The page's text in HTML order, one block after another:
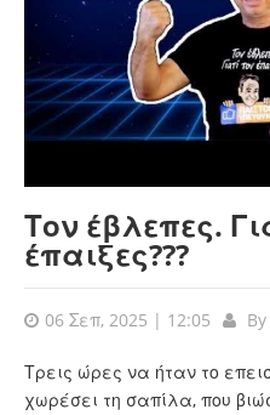
Τον έβλεπες.
έπαιξες???
06 Σεπ, 2025 | 12:05 By
Τρεις ώρες να ήταν το
χωρέσει τη σαπίλα, που